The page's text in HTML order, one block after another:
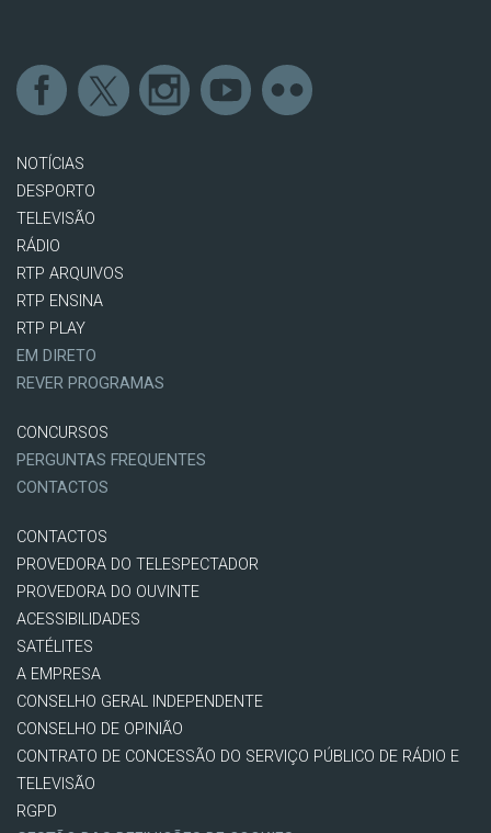
NOTÍCIAS
DESPORTO
TELEVISÃO
RÁDIO
RTP ARQUIVOS
RTP ENSINA
RTP PLAY
EM DIRETO
REVER PROGRAMAS
CONCURSOS
PERGUNTAS FREQUENTES
CONTACTOS
CONTACTOS
PROVEDORA DO TELESPECTADOR
PROVEDORA DO OUVINTE
ACESSIBILIDADES
SATÉLITES
A EMPRESA
CONSELHO GERAL INDEPENDENTE
CONSELHO DE OPINIÃO
CONTRATO DE CONCESSÃO DO SERVIÇO PÚBLICO DE RÁDIO E
TELEVISÃO
RGPD